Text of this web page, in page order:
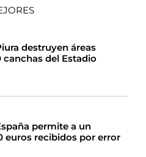
destruyen áreas
del Estadio
permite a un
euros recibidos por error